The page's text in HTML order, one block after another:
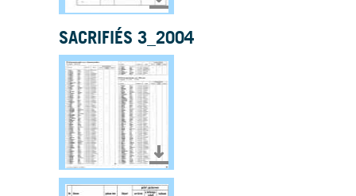
SACRIFIÉS 3_2004